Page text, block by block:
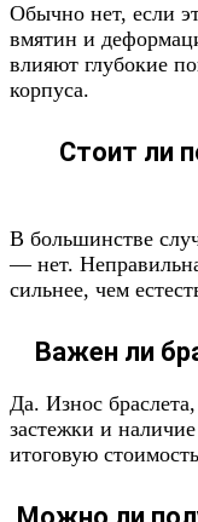
Обычно нет, если
вмятин и
влияют глубокие
корпуса.
Стоит ли
В большинстве
— нет.
сильнее, чем
Важен ли
Да. Износ
застежки и
итоговую